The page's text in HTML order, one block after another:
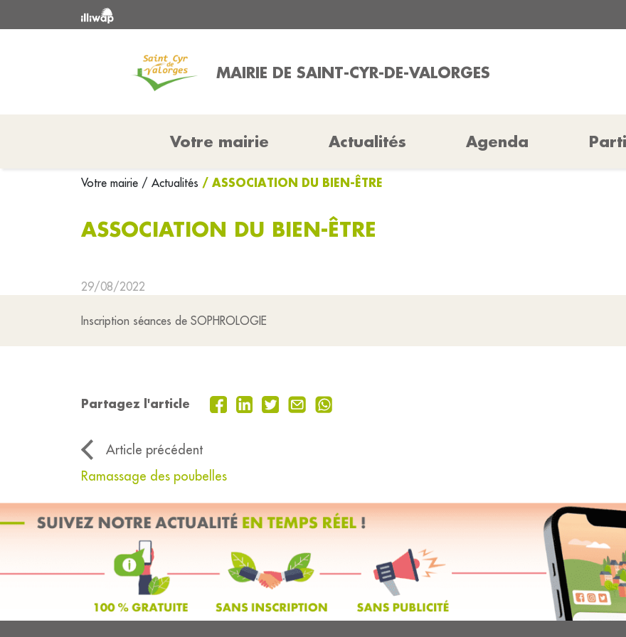
MAIRIE DE SAINT-CYR-DE-VALORGES
Votre mairie Actualités Agenda
Votre mairie / Actualités / ASSOCIATION DU BIEN-ÊTRE
ASSOCIATION DU BIEN-ÊTRE
29/08/2022
Inscription séances de SOPHROLOGIE
Partagez l'article
Article précédent
Ramassage des poubelles